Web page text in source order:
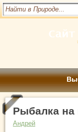
Рыбалка на
Андрей